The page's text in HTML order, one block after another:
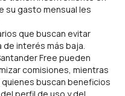
su gasto mensual les
que buscan evitar
interés más baja.
Free pueden
comisiones, mientras
quienes buscan beneficios